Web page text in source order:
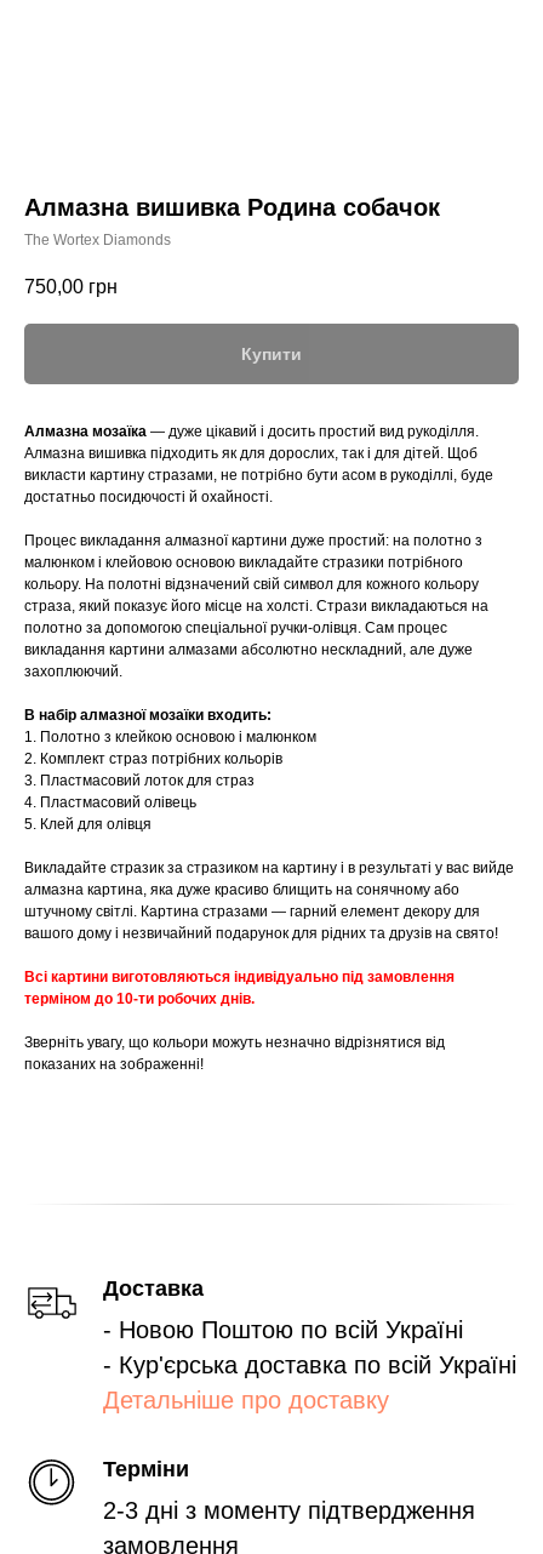
Алмазна вишивка Родина собачок
The Wortex Diamonds
750,00 грн
Купити
Алмазна мозаїка — дуже цікавий і досить простий вид рукоділля.
Алмазна вишивка підходить як для дорослих, так і для дітей. Щоб
викласти картину стразами, не потрібно бути асом в рукоділлі, буде
достатньо посидючості й охайності.
Процес викладання алмазної картини дуже простий: на полотно з
малюнком і клейовою основою викладайте стразики потрібного
кольору. На полотні відзначений свій символ для кожного кольору
страза, який показує його місце на холсті. Стрази викладаються на
полотно за допомогою спеціальної ручки-олівця. Сам процес
викладання картини алмазами абсолютно нескладний, але дуже
захоплюючий.
В набір алмазної мозаїки входить:
1. Полотно з клейкою основою і малюнком
2. Комплект страз потрібних кольорів
3. Пластмасовий лоток для страз
4. Пластмасовий олівець
5. Клей для олівця
Викладайте стразик за стразиком на картину і в результаті у вас вийде
алмазна картина, яка дуже красиво блищить на сонячному або
штучному світлі. Картина стразами — гарний елемент декору для
вашого дому і незвичайний подарунок для рідних та друзів на свято!
Всі картини виготовляються індивідуально під замовлення
терміном до 10-ти робочих днів.
Зверніть увагу, що кольори можуть незначно відрізнятися від
показаних на зображенні!
Доставка
- Новою Поштою по всій Україні
- Кур'єрська доставка по всій Україні
Детальніше про доставку
Терміни
2-3 дні з моменту підтвердження
замовлення